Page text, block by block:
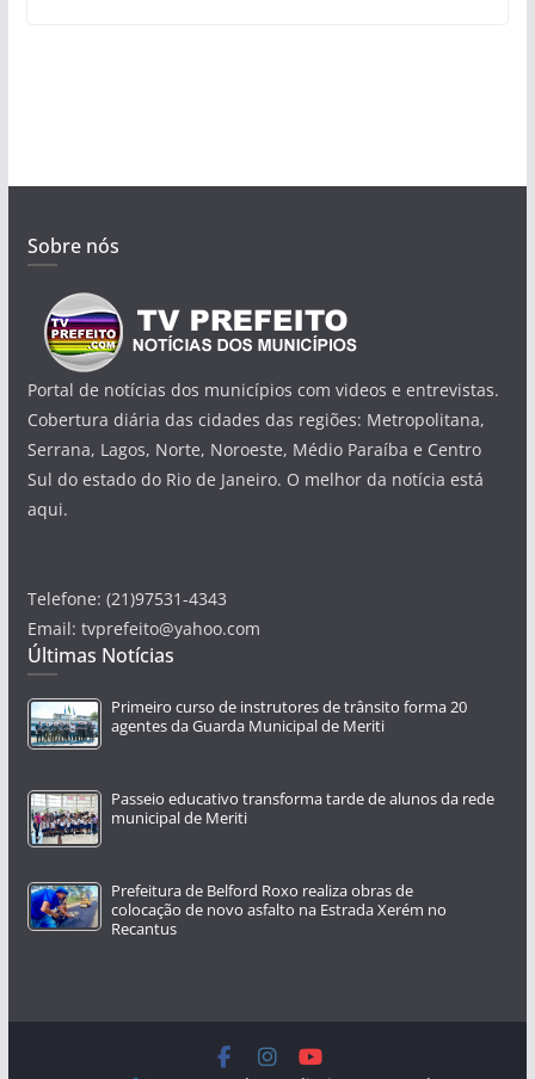
Sobre nós
Portal de notícias dos municípios com videos e entrevistas.
Cobertura diária das cidades das regiões: Metropolitana,
Serrana, Lagos, Norte, Noroeste, Médio Paraíba e Centro
Sul do estado do Rio de Janeiro. O melhor da notícia está
aqui.
Telefone: (21)97531-4343
Email: tvprefeito@yahoo.com
Últimas Notícias
Primeiro curso de instrutores de trânsito forma 20
agentes da Guarda Municipal de Meriti
Passeio educativo transforma tarde de alunos da rede
municipal de Meriti
Prefeitura de Belford Roxo realiza obras de
colocação de novo asfalto na Estrada Xerém no
Recantus